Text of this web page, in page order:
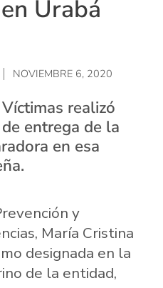
Urabá
NOVIEMBRE 6, 2020
realizó
entrega de la
en esa
y
María Cristina
designada en la
de la entidad,